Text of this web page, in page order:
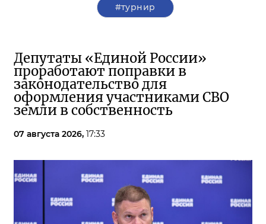
#турнир
Депутаты «Единой России»
проработают поправки в
законодательство для
оформления участниками СВО
земли в собственность
07 августа 2026, 17:33